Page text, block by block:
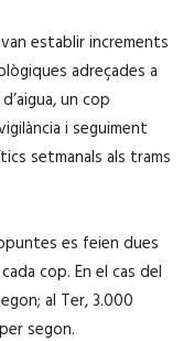
establir increments
adreçades a
un cop
i seguiment
setmanals als trams
es feien dues
cop. En el cas del
al Ter, 3.000
segon.